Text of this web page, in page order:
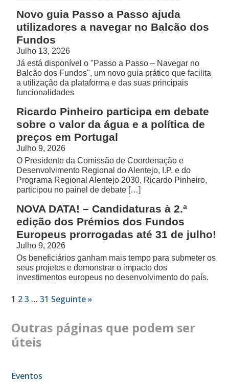
Novo guia Passo a Passo ajuda
utilizadores a navegar no Balcão dos
Fundos
Julho 13, 2026
Já está disponível o "Passo a Passo – Navegar no
Balcão dos Fundos", um novo guia prático que facilita
a utilização da plataforma e das suas principais
funcionalidades
Ricardo Pinheiro participa em debate
sobre o valor da água e a política de
preços em Portugal
Julho 9, 2026
O Presidente da Comissão de Coordenação e
Desenvolvimento Regional do Alentejo, I.P. e do
Programa Regional Alentejo 2030, Ricardo Pinheiro,
participou no painel de debate […]
NOVA DATA! – Candidaturas à 2.ª
edição dos Prémios dos Fundos
Europeus prorrogadas até 31 de julho!
Julho 9, 2026
Os beneficiários ganham mais tempo para submeter os
seus projetos e demonstrar o impacto dos
investimentos europeus no desenvolvimento do país.
1 2 3 … 31 Seguinte »
Outras páginas que podem ser
úteis
Eventos